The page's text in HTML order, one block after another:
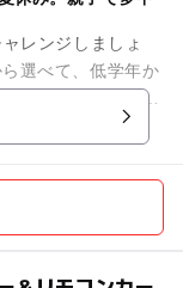
レンジしましょ